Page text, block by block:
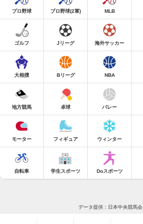
プロ野球 プロ野球(2軍) MLB
ゴルフ Jリーグ 海外サッカー
大相撲 Bリーグ NBA
地方競馬 卓球 バレー
モーター フィギュア ウィンター
自転車 学生スポーツ Doスポーツ
データ提供：日本中央競馬会